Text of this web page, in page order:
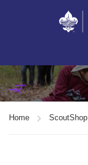
Home ScoutShop